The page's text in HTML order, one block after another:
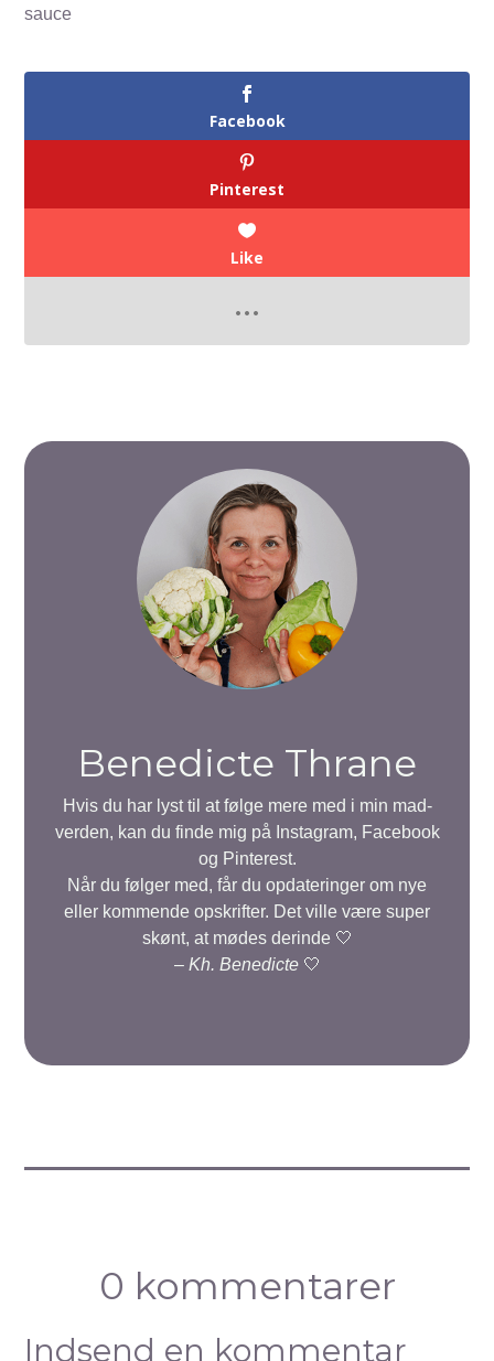
sauce
Facebook
Pinterest
Like
Benedicte Thrane
Hvis du har lyst til at følge mere med i min mad-
verden, kan du finde mig på Instagram, Facebook
og Pinterest.
Når du følger med, får du opdateringer om nye
eller kommende opskrifter. Det ville være super
skønt, at mødes derinde 🤍
– Kh. Benedicte🤍
0 kommentarer
Indsend en kommentar